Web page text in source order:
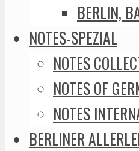
BERLIN,
NOTES-SPEZIAL
NOTES
NOTES OF
NOTES
BERLINER